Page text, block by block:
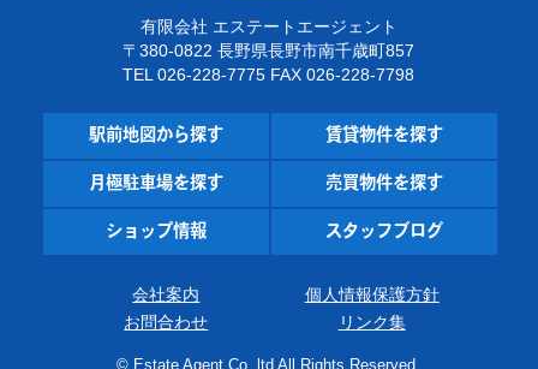
有限会社 エステートエージェント
〒380-0822 長野県長野市南千歳町857
TEL 026-228-7775 FAX 026-228-7798
駅前地図から探す 賃貸物件を探す
月極駐車場を探す 売買物件を探す
ショップ情報 スタッフブログ
会社案内
個人情報保護方針
お問合わせ
リンク集
© Estate Agent Co.,ltd All Rights Reserved.